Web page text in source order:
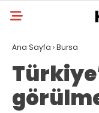
Ana Sayfa ›Bursa